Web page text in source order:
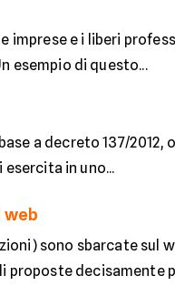
imprese e i liberi
esempio di questo...
a decreto 137/
in uno...
web
sono sbarcate sul
decisamente